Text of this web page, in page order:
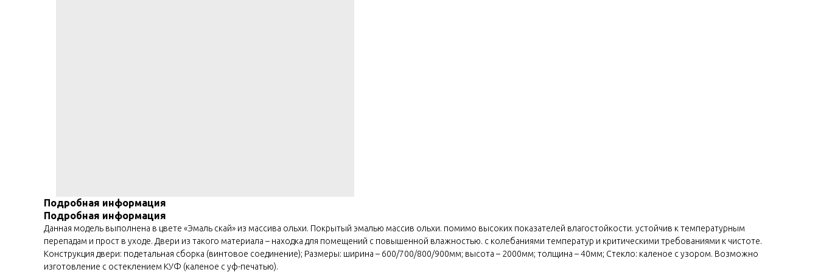
Подробная информация
Подробная информация
Данная модель выполнена в цвете «Эмаль скай» из массива ольхи. Покрытый эмалью массив ольхи. помимо высоких показателей влагостойкости. устойчив к температурным
перепадам и прост в уходе. Двери из такого материала – находка для помещений с повышенной влажностью. с колебаниями температур и критическими требованиями к чистоте.
Конструкция двери: подетальная сборка (винтовое соединение); Размеры: ширина – 600/700/800/900мм; высота – 2000мм; толщина – 40мм; Стекло: каленое с узором. Возможно
изготовление с остеклением КУФ (каленое с уф-печатью).